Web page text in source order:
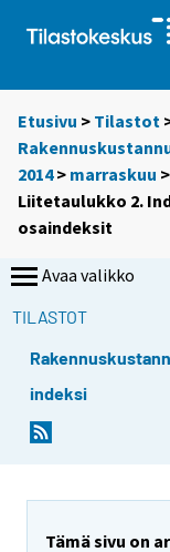
Etusivu > Tilastot
2014> marraskuu >
Liitetaulukko 2.
osaindeksit
Avaa valikko
TILASTOT
indeksi
Tämä sivu on